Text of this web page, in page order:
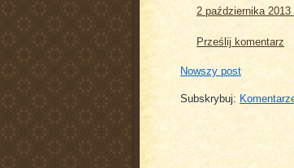
2 października 2013
Prześlij komentarz
Nowszy post
Subskrybuj: